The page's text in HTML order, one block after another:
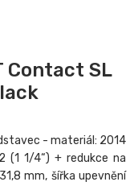
Contact SL
- materiál: 2014
(1 1/4“) + redukce na
mm, šířka upevnění